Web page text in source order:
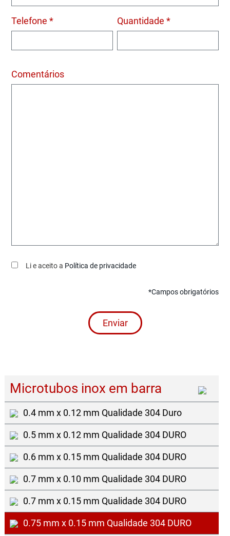
Microtubos inox em barra
0.4 mm x 0.12 mm Qualidade 304 Duro
0.5 mm x 0.12 mm Qualidade 304 DURO
0.6 mm x 0.15 mm Qualidade 304 DURO
0.7 mm x 0.10 mm Qualidade 304 DURO
0.7 mm x 0.15 mm Qualidade 304 DURO
0.75 mm x 0.15 mm Qualidade 304 DURO
Telefone * Quantidade *
Comentários
Li e aceito a Política de privacidade
*Campos obrigatórios
Enviar